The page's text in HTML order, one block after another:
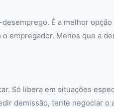
É a melhor
empregador. Menos que a
Só libera em situações
demissão, tente negociar o